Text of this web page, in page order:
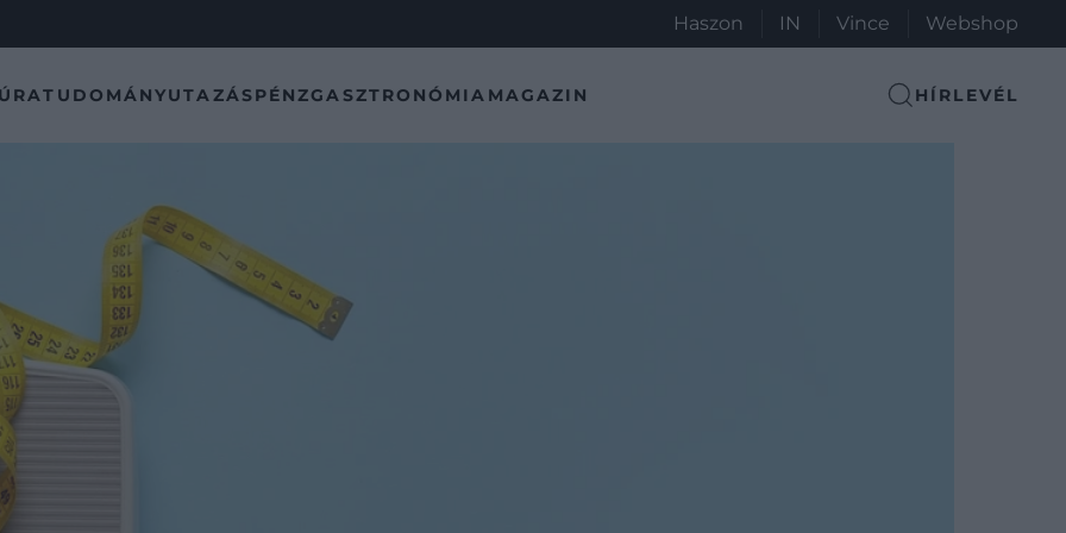
Haszon IN Vince Webshop
TUDOMÁNYUTAZÁSPÉNZGASZTRONÓMIA MAGAZIN HÍRLEVÉL